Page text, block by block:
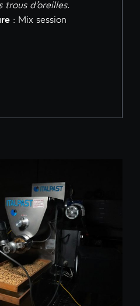
trous d’oreilles.
: Mix session